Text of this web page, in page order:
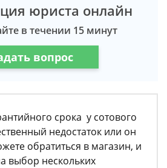
юриста онлайн
в течении 15 минут
вопрос
срока у сотового
недостаток или он
обратиться в магазин, и
выбор нескольких